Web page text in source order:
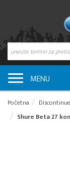
MENU
Početna
Shure Beta 27